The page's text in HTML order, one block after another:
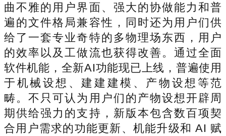
曲不雅的用户界面、强大的协做能力和普
遍的文件格局兼容性，同时还为用户们供
给了一套专业奇特的多物理场东西，用户
的效率以及工做流也获得改善。通过全面
软件机能，全新AI功能现已上线，普遍使用
于机械设想、建建建模、产物设想等范
畴。不只可认为用户们的产物设想开辟周
期供给强力的支持，新版本包含数百项契
合用户需求的功能更新、机能升级和 AI 赋